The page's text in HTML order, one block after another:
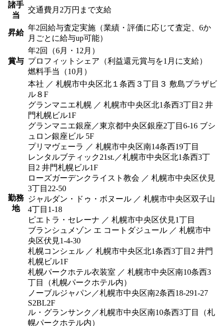
諸手
当
交通費月2万円まで支給
昇給
年2回給与査定実施（業績・評価に応じて査定、6か
月ごとに給与up可能）
賞与
年2回（6月・12月）
プロフィットシェア（利益還元賞与を1月に支給）
燃料手当（10月）
勤務
地
本社 ／ 札幌市中央区北１条西３丁目３ 敷島プラザビ
ル８F
グランマニエ札幌 ／ 札幌市中央区北1条西3丁目2 井
門札幌ビル1F
グランマニエ銀座／東京都中央区銀座2丁目6-16 ブシ
ュロン銀座ビル 5F
プリマヴェーラ ／ 札幌市中央区南14条西19丁目
レンタルブティック21st.／札幌市中央区北1条西3丁
目2 井門札幌ビル1F
ローズガーデンクライスト教会 ／ 札幌市中央区伏見
3丁目22-50
ジャルダン・ドゥ・ボヌール ／ 札幌市中央区双子山
4丁目1-18
ピエトラ・セレーナ ／ 札幌市中央区伏見1丁目
ブランシュメゾン エ コートダジュール ／ 札幌市中
央区伏見1-4-30
札幌コンシェル ／ 札幌市中央区北1条西3丁目2 井門
札幌ビル1F
札幌パークホテル衣装室 ／ 札幌市中央区南10条西3
丁目（札幌パークホテル内）
ノーブルジャパン／札幌市中央区南2条西18-291-27
S2BL2F
ル・グランサンク／札幌市中央区南10条西3丁目（札
幌パークホテル内）